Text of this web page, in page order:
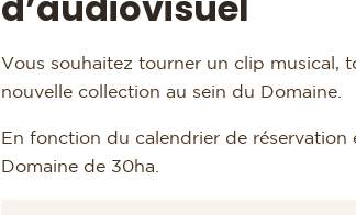
Vous souhaitez tourner un clip musical,
nouvelle collection au sein du Domaine.
En fonction du calendrier de
Domaine de 30ha.